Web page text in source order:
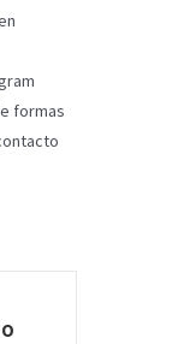
formas